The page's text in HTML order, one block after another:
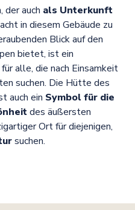
der auch als Unterkunft
in diesem Gebäude zu
Blick auf den
bietet, ist ein
für alle, die nach Einsamkeit
suchen. Die Hütte des
auch ein Symbol für die
des äußersten
Ort für diejenigen,
suchen.